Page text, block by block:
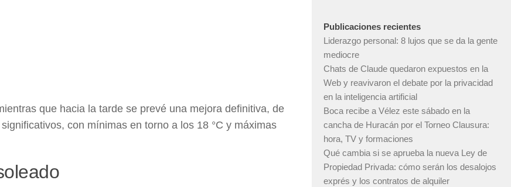
que hacia la tarde se prevé una mejora definitiva, de
con mínimas en torno a los 18 °C y máximas
Publicaciones recientes
Liderazgo personal: 8 lujos que se da la gente
mediocre
Chats de Claude quedaron expuestos en la
Web y reavivaron el debate por la privacidad
en la inteligencia artificial
Boca recibe a Vélez este sábado en la
cancha de Huracán por el Torneo Clausura:
hora, TV y formaciones
Qué cambia si se aprueba la nueva Ley de
Propiedad Privada: cómo serán los desalojos
exprés y los contratos de alquiler